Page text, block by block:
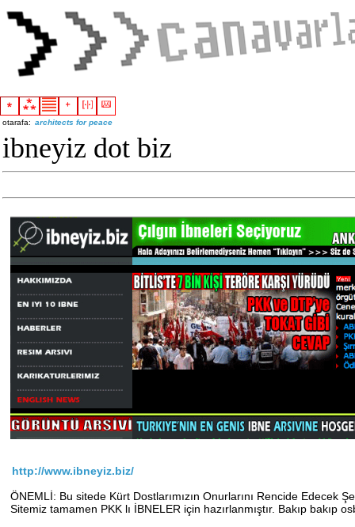
otarafa: architects for peace
ibneyiz dot biz
http://www.ibneyiz.biz/
ÖNEMLİ: Bu sitede Kürt Dostlarımızın Onurlarını Rencide Edecek
Sitemiz tamamen PKK lı İBNELER için hazırlanmıştır. Bakıp bakıp